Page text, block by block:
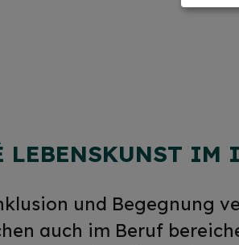
LEBENSKUNST IM
und Begegnung
auch im Beruf